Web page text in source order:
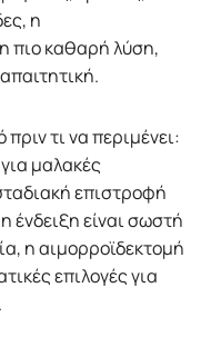
η
πιο καθαρή λύση,
τι να περιμένει:
μαλακές
επιστροφή
ένδειξη είναι σωστή
η αιμορροϊδεκτομή
επιλογές για